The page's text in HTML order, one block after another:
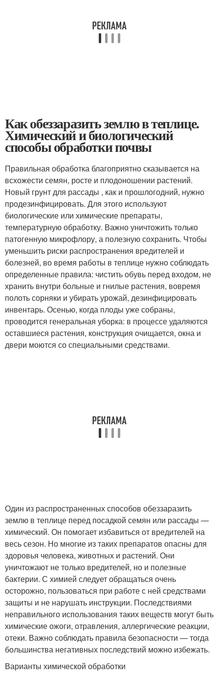
Как обеззаразить землю в теплице.
Химический и биологический
способы обработки почвы
Правильная обработка благоприятно сказывается на
всхожести семян, росте и плодоношении растений.
Новый грунт для рассады , как и прошлогодний, нужно
продезинфицировать. Для этого используют
биологические или химические препараты,
температурную обработку. Важно уничтожить только
патогенную микрофлору, а полезную сохранить. Чтобы
уменьшить риски распространения вредителей и
болезней, во время работы в теплице нужно соблюдать
определенные правила: чистить обувь перед входом, не
хранить внутри больные и гнилые растения, вовремя
полоть сорняки и убирать урожай, дезинфицировать
инвентарь. Осенью, когда плоды уже собраны,
проводится генеральная уборка: в процессе удаляются
оставшиеся растения, конструкция очищается, окна и
двери моются со специальными средствами.
Один из распространенных способов обеззаразить
землю в теплице перед посадкой семян или рассады —
химический. Он помогает избавиться от вредителей на
весь сезон. Но многие из таких препаратов опасны для
здоровья человека, животных и растений. Они
уничтожают не только вредителей, но и полезные
бактерии. С химией следует обращаться очень
осторожно, пользоваться при работе с ней средствами
защиты и не нарушать инструкции. Последствиями
неправильного использования таких веществ могут быть
химические ожоги, отравления, аллергические реакции,
отеки. Важно соблюдать правила безопасности — тогда
большинства негативных последствий можно избежать.
Варианты химической обработки